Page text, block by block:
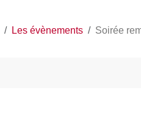
Les évènements Soirée